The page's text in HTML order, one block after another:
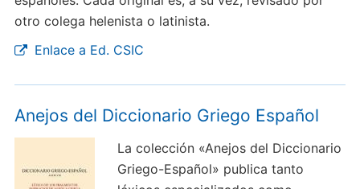
otro colega helenista o latinista.
Enlace a Ed. CSIC
Anejos del Diccionario Griego Español
La colección «Anejos del Diccionario
Griego-Español» publica tanto